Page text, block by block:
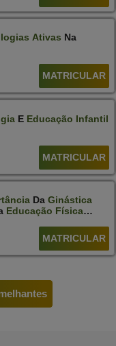
Ativas Na
MATRICULAR
E Educação Infantil
MATRICULAR
Da Ginástica
Educação Física
MATRICULAR